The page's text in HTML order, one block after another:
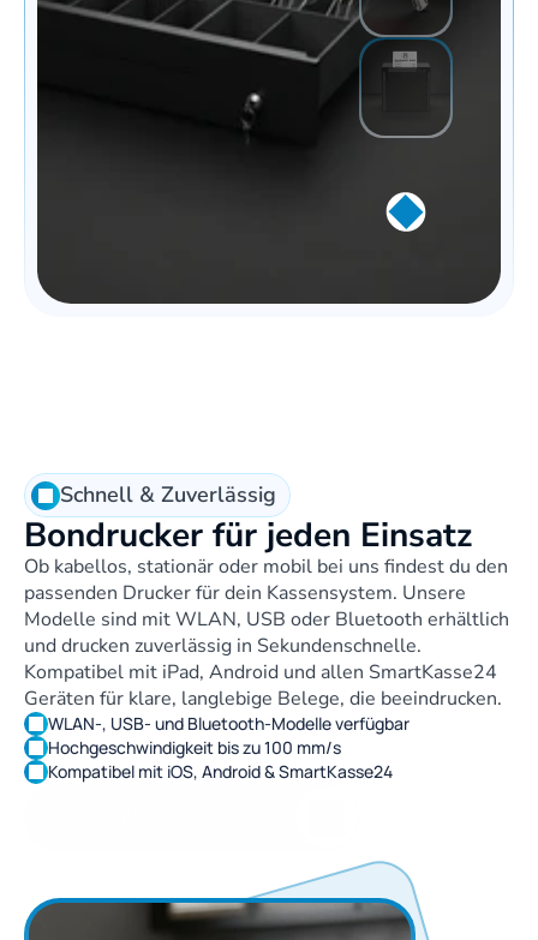
Schnell & Zuverlässig
Bondrucker für jeden Einsatz
Ob kabellos, stationär oder mobil bei uns findest du den
passenden Drucker für dein Kassensystem. Unsere
Modelle sind mit WLAN, USB oder Bluetooth erhältlich
und drucken zuverlässig in Sekundenschnelle.
Kompatibel mit iPad, Android und allen SmartKasse24
Geräten für klare, langlebige Belege, die beeindrucken.
WLAN-, USB- und Bluetooth-Modelle verfügbar
Hochgeschwindigkeit bis zu 100 mm/s
Kompatibel mit iOS, Android & SmartKasse24